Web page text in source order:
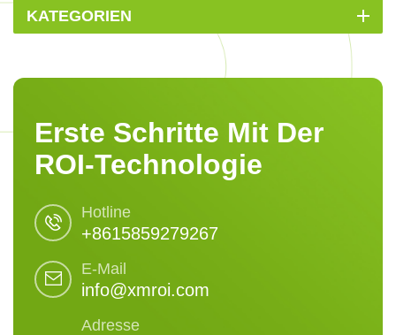
KATEGORIEN
Erste Schritte Mit Der
ROI-Technologie
Hotline
+8615859279267
E-Mail
info@xmroi.com
Adresse